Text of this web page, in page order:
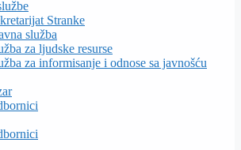
Stranke
služba
za ljudske resurse
za informisanje i odnose sa javnošću